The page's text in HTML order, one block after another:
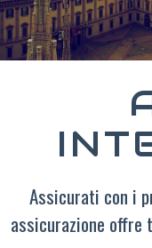
Assicurati con i
assicurazione offre